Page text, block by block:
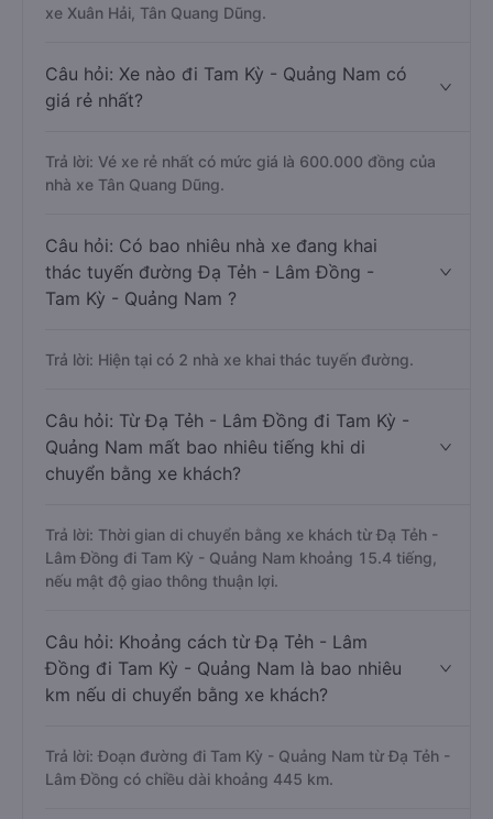
xe Xuân Hải, Tân Quang Dũng.
Câu hỏi: Xe nào đi Tam Kỳ - Quảng Nam có
giá rẻ nhất?
Trả lời: Vé xe rẻ nhất có mức giá là 600.000 đồng của
nhà xe Tân Quang Dũng.
Câu hỏi: Có bao nhiêu nhà xe đang khai
thác tuyến đường Đạ Tẻh - Lâm Đồng -
Tam Kỳ - Quảng Nam ?
Trả lời: Hiện tại có 2 nhà xe khai thác tuyến đường.
Câu hỏi: Từ Đạ Tẻh - Lâm Đồng đi Tam Kỳ -
Quảng Nam mất bao nhiêu tiếng khi di
chuyển bằng xe khách?
Trả lời: Thời gian di chuyển bằng xe khách từ Đạ Tẻh -
Lâm Đồng đi Tam Kỳ - Quảng Nam khoảng 15.4 tiếng,
nếu mật độ giao thông thuận lợi.
Câu hỏi: Khoảng cách từ Đạ Tẻh - Lâm
Đồng đi Tam Kỳ - Quảng Nam là bao nhiêu
km nếu di chuyển bằng xe khách?
Trả lời: Đoạn đường đi Tam Kỳ - Quảng Nam từ Đạ Tẻh -
Lâm Đồng có chiều dài khoảng 445 km.